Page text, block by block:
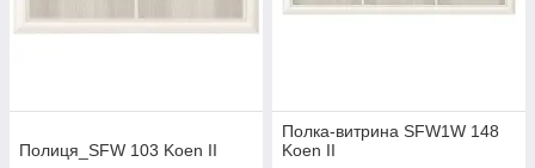
Полиця_SFW 103 Koen II
Полка-витрина SFW1W 148
Koen II